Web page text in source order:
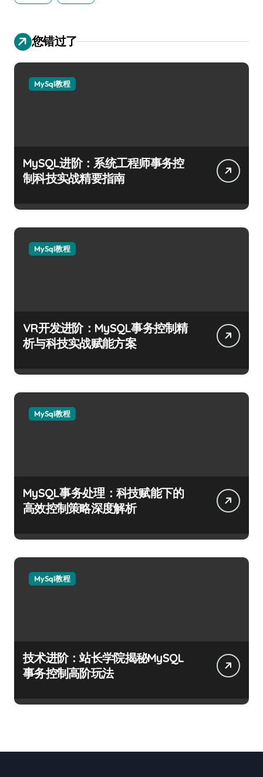
您错过了
MySql教程
MySQL进阶：系统工程师事务控
制科技实战精要指南
MySql教程
VR开发进阶：MySQL事务控制精
析与科技实战赋能方案
MySql教程
MySQL事务处理：科技赋能下的
高效控制策略深度解析
MySql教程
技术进阶：站长学院揭秘MySQL
事务控制高阶玩法